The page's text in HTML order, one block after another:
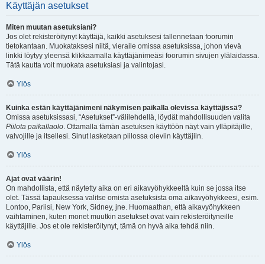
Käyttäjän asetukset
Miten muutan asetuksiani?
Jos olet rekisteröitynyt käyttäjä, kaikki asetuksesi tallennetaan foorumin
tietokantaan. Muokataksesi niitä, vieraile omissa asetuksissa, johon vievä
linkki löytyy yleensä klikkaamalla käyttäjänimeäsi foorumin sivujen ylälaidassa.
Tätä kautta voit muokata asetuksiasi ja valintojasi.
Ylös
Kuinka estän käyttäjänimeni näkymisen paikalla olevissa käyttäjissä?
Omissa asetuksissasi, “Asetukset”-välilehdellä, löydät mahdollisuuden valita
Piilota paikallaolo. Ottamalla tämän asetuksen käyttöön näyt vain ylläpitäjille,
valvojille ja itsellesi. Sinut lasketaan piilossa oleviin käyttäjiin.
Ylös
Ajat ovat väärin!
On mahdollista, että näytetty aika on eri aikavyöhykkeeltä kuin se jossa itse
olet. Tässä tapauksessa valitse omista asetuksista oma aikavyöhykkeesi, esim.
Lontoo, Pariisi, New York, Sidney, jne. Huomaathan, että aikavyöhykkeen
vaihtaminen, kuten monet muutkin asetukset ovat vain rekisteröityneille
käyttäjille. Jos et ole rekisteröitynyt, tämä on hyvä aika tehdä niin.
Ylös